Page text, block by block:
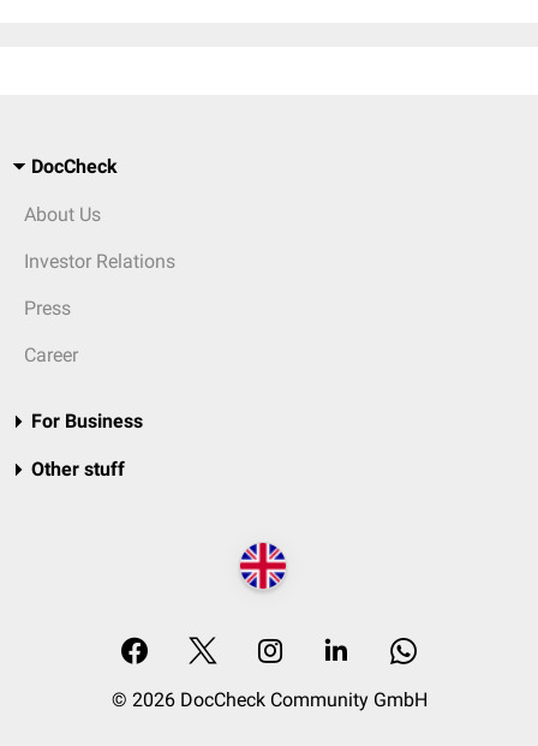
DocCheck
About Us
Investor Relations
Press
Career
For Business
Other stuff
© 2026 DocCheck Community GmbH